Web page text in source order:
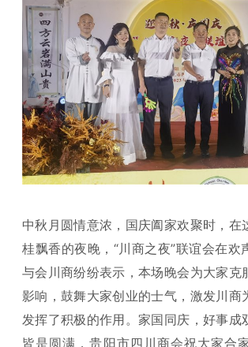
中秋月圆情意浓，国庆阖家欢聚时，在
桂飘香的夜晚，“川商之夜”联谊会在欢
与会川商纷纷表示，本场晚会为大家克
影响，鼓舞大家创业的士气，激发川商
发挥了积极的作用。家国同庆，好事成
皆是圆满，贵阳市四川商会祝大家合